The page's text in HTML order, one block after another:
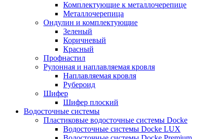
Комплектующие к металлочерепице
Металлочерепица
Ондулин и комплектующие
Зеленый
Коричневый
Красный
Профнастил
Рулонная и наплавляемая кровля
Наплавляемая кровля
Рубероид
Шифер
Шифер плоский
Водосточные системы
Пластиковые водосточные системы Docke
Водосточные системы Docke LUX